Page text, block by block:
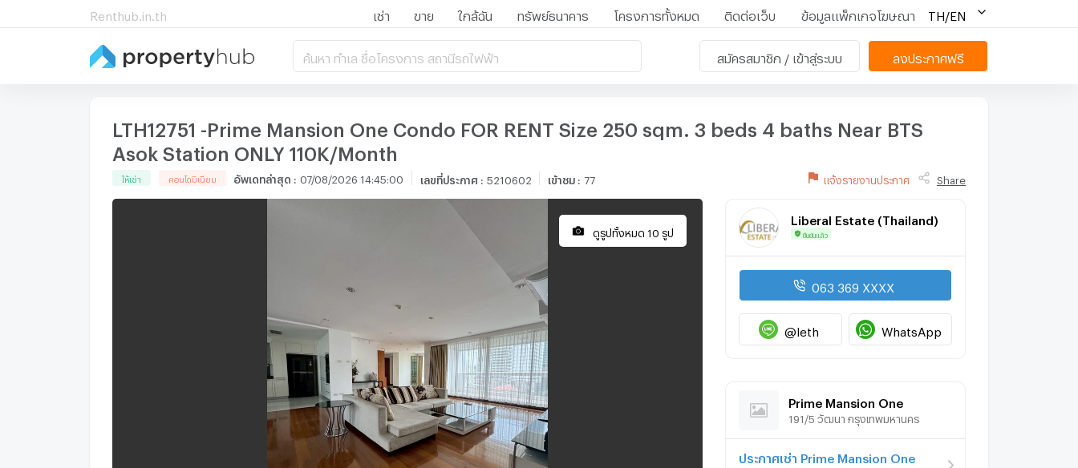
Renthub.in.th เช่า ขาย ใกล้ฉัน ทรัพย์ธนาคาร โครงการทั้งหมด ติดต่อเว็บ ข้อมูลแพ็กเกจโฆษณา TH/EN
ค้นหา ทำเล ชื่อโครงการ สถานีรถไฟฟ้า สมัครสมาชิก / เข้าสู่ระบบ ลงประกาศฟรี
LTH12751 -Prime Mansion One Condo FOR RENT Size 250 sqm. 3 beds 4 baths Near BTS
Asok Station ONLY 110K/Month
ให้เช่า คอนโดมิเนียม อัพเดทล่าสุด : 07/08/2026 14:45:00 เลขที่ประกาศ: 5210602 เข้าชม: 77 แจ้งรายงานประกาศ Share
ดูรูปทั้งหมด 10 รูป
Liberal Estate (Thailand)
ยืนยันแล้ว
063 369 XXXX
@leth WhatsApp
Prime Mansion One
191/5 วัฒนา กรุงเทพมหานคร
ประกาศเช่า Prime Mansion One